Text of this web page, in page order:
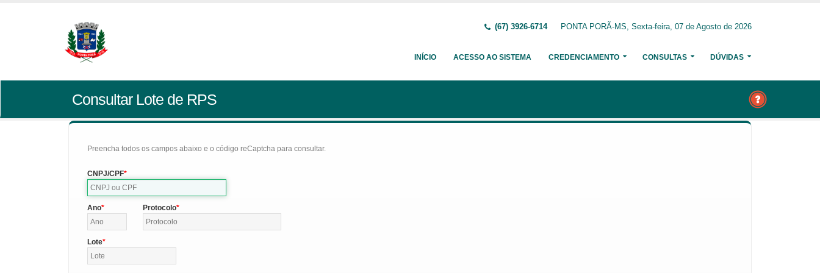
(67) 3926-6714 PONTA PORÃ-MS, Sexta-feira, 07 de Agosto de 2026
INÍCIO ACESSO AO SISTEMA CREDENCIAMENTO CONSULTAS DÚVIDAS
Consultar Lote de RPS
Preencha todos os campos abaixo e o código reCaptcha para consultar.
CNPJ/CPF
Ano Protocolo
Lote